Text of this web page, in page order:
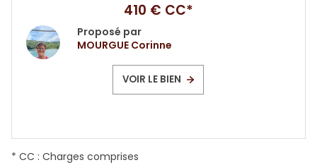
410 € CC*
Proposé par
MOURGUE Corinne
VOIR LE BIEN
* CC : Charges comprises